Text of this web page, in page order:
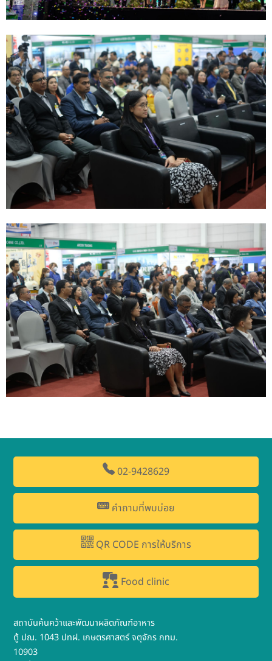
02-9428629
คำถามที่พบบ่อย
QR CODE การให้บริการ
Food clinic
สถาบันค้นคว้าและพัฒนาผลิตภัณฑ์อาหาร
ตู้ ปณ. 1043 ปทฝ. เกษตรศาสตร์ จตุจักร กทม.
10903